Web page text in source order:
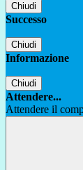
Chiudi
Successo
Chiudi
Informazione
Chiudi
Attendere...
Attendere il